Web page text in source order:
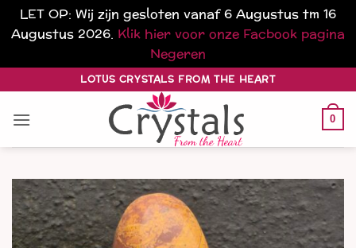
LET OP: Wij zijn gesloten vanaf 6 Augustus tm 16
Augustus 2026. Klik hier voor onze Facbook pagina
Negeren
naar
inhoud
LOTUS CRYSTALS FROM THE HEART
0